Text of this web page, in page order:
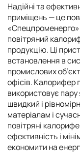
Надійні та
приміщень — це
повітряний
продукцію. Ці
встановлення в
промислових
офісів. Калорифер
використовує
швидкий і
матеріалам і
повітряні
ефективність і
економити на